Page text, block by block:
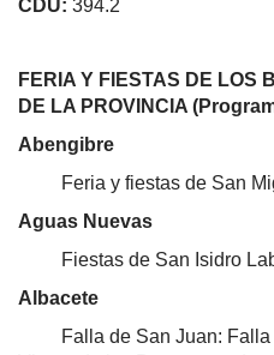
CDU: 394.2
FERIA Y FIESTAS DE LOS
DE LA PROVINCIA
Abengibre
Feria y fiestas de San
Aguas Nuevas
Fiestas de San Isidro
Albacete
Falla de San Juan: